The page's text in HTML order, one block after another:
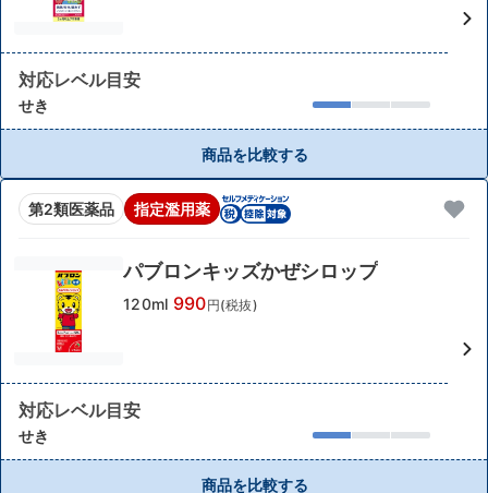
対応レベル目安
せき
商品を比較する
第2類医薬品 指定濫用薬
パブロンキッズかぜシロップ
120ml 990円(税抜)
対応レベル目安
せき
商品を比較する